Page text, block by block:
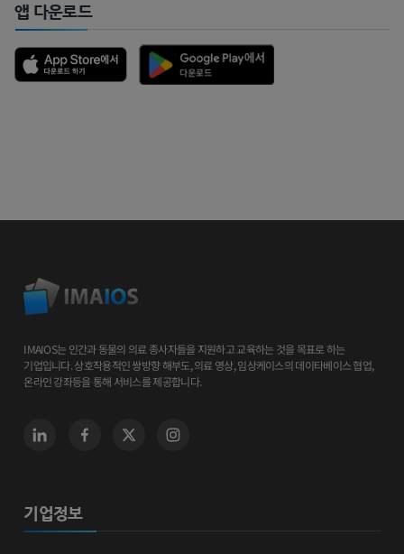
앱 다운로드
IMAIOS는 인간과 동물의 의료 종사자들을 지원하고 교육하는 것을 목표로 하는
기업입니다. 상호작용적인 쌍방향 해부도, 의료 영상, 임상케이스의 데이타베이스 협업,
온라인 강좌등을 통해 서비스를 제공합니다.
기업정보